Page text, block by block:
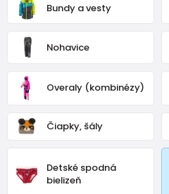
Bundy a vesty
Nohavice
Overaly (kombinézy)
Čiapky, šály
Detské spodná
bielizeň